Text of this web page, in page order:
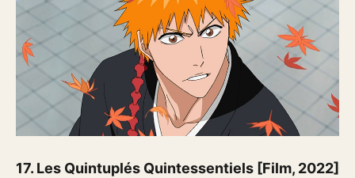
17. Les Quintuplés Quintessentiels [Film, 2022]